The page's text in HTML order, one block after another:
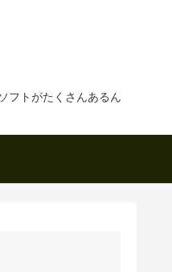
フトがたくさんあるん